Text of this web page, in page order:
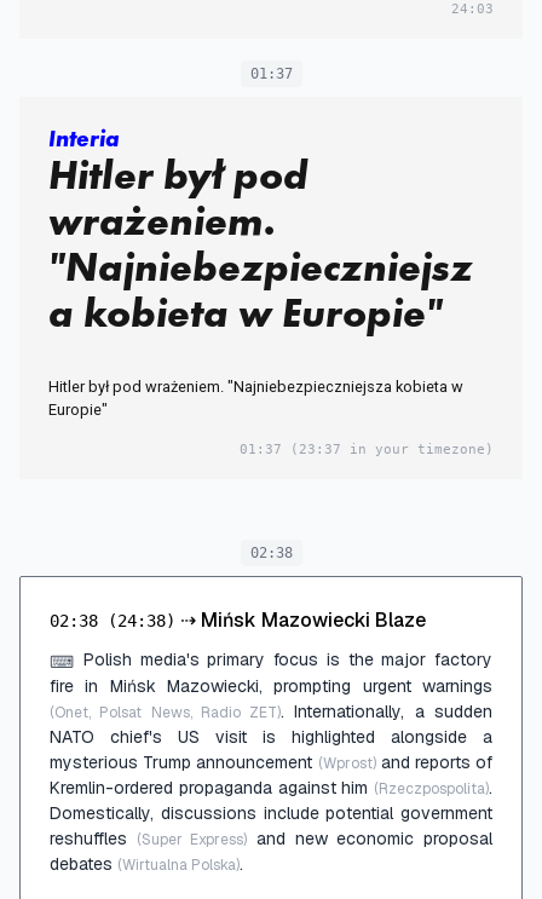
24:03
01:37
Interia
Hitler był pod
wrażeniem.
"Najniebezpieczniejsz
a kobieta w Europie"
Hitler był pod wrażeniem. "Najniebezpieczniejsza kobieta w
Europie"
01:37 (23:37 in your timezone)
02:38
02:38 (24:38) ⇢ Mińsk Mazowiecki Blaze
⌨ Polish media's primary focus is the major factory
fire in Mińsk Mazowiecki, prompting urgent warnings
(Onet, Polsat News, Radio ZET). Internationally, a sudden
NATO chief's US visit is highlighted alongside a
mysterious Trump announcement (Wprost)and reports of
Kremlin-ordered propaganda against him (Rzeczpospolita).
Domestically, discussions include potential government
reshuffles
(Super Express) and new economic proposal
debates (Wirtualna Polska).